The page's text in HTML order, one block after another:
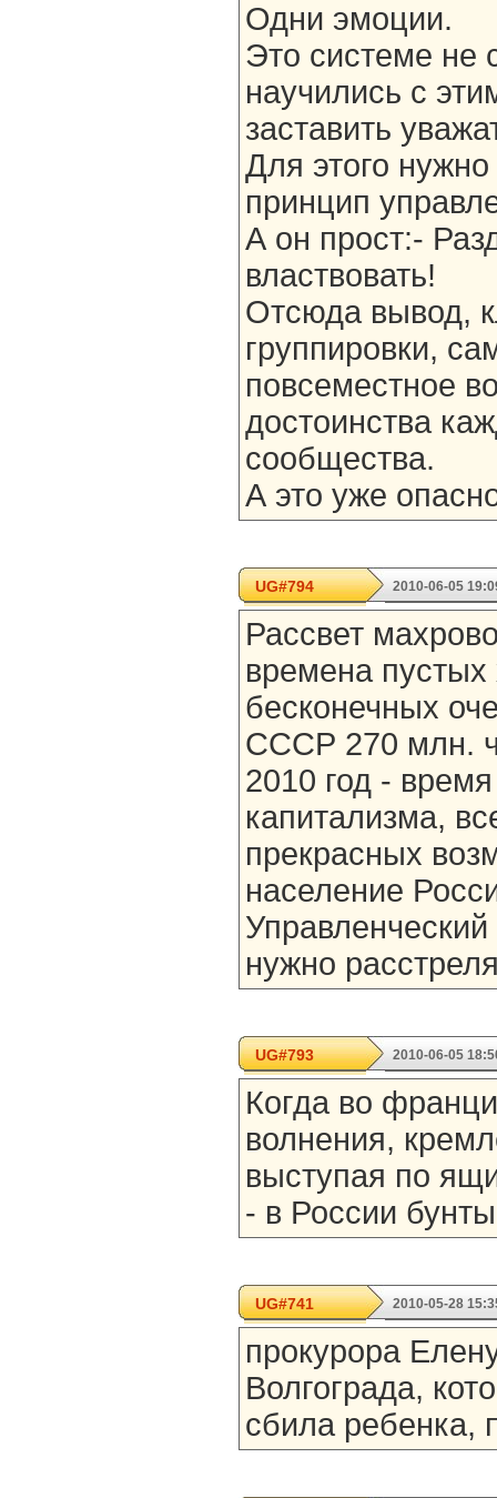
Одни эмоции.
Это системе не
научились с
заставить
Для этого
принцип
А он прост:-
властвовать!
Отсюда вывод,
группировки,
повсеместное
достоинства
сообщества.
А это уже
UG#794 2010-06-05
Рассвет
времена пустых
бесконечных
СССР 270 млн.
2010 год -
капитализма,
прекрасных
население
нужно
UG#793 2010-06-05
Когда во
волнения,
выступая по
- в России
UG#741 2010-05-28
прокурора
Волгограда,
сбила ребенка,